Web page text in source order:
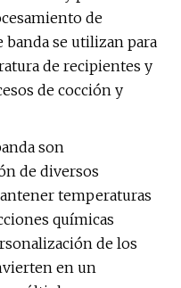
de
banda se utilizan para
de recipientes y
de cocción y
son
de diversos
temperaturas
químicas
de los
en un